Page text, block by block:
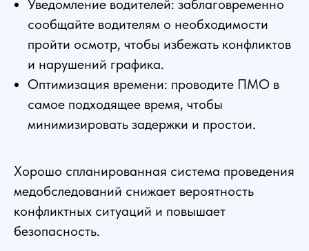
Уведомление водителей: заблаговременно
сообщайте водителям о необходимости
пройти осмотр, чтобы избежать конфликтов
и нарушений графика.
Оптимизация времени: проводите ПМО в
самое подходящее время, чтобы
минимизировать задержки и простои.
Хорошо спланированная система проведения
медобследований снижает вероятность
конфликтных ситуаций и повышает
безопасность.